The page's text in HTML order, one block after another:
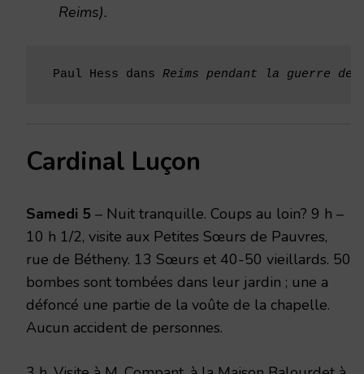
Reims).
Paul Hess dans Reims pendant la guerre de
Cardinal Luçon
Samedi 5 – Nuit tranquille. Coups au loin? 9 h –
10 h 1/2, visite aux Petites Sœurs de Pauvres,
rue de Bétheny. 13 Sœurs et 40-50 vieillards. 50
bombes sont tombées dans leur jardin ; une a
défoncé une partie de la voûte de la chapelle.
Aucun accident de personnes.